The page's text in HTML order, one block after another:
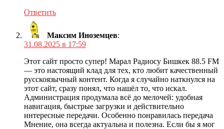
Ответить
Максим Иноземцев:
31.08.2025 в 17:59
Этот сайт просто супер! Марал Радиосу Бишкек 88.5 FM
— это настоящий клад для тех, кто любит качественный
русскоязычный контент. Когда я случайно наткнулся на
этот сайт, сразу понял, что нашёл то, что искал.
Администрация продумала всё до мелочей: удобная
навигация, быстрые загрузки и действительно
интересные передачи. Особенно понравилась передача
Мнение, она всегда актуальна и полезна. Если бы я мог